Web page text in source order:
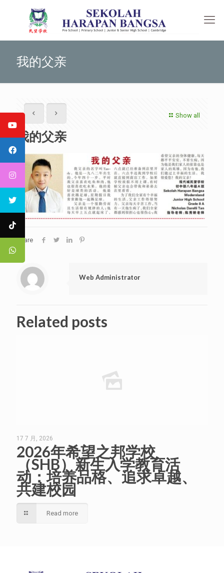
我的父亲
Show all
我的父亲
Share
Web Administrator
Related posts
17 7 月, 2026
2026年希望之邦学校
（SHB）新生入学教育活
动：培养品格、追求卓越、
共建校园
Read more